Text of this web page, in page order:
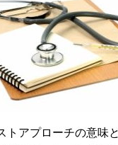
トアプローチの意味